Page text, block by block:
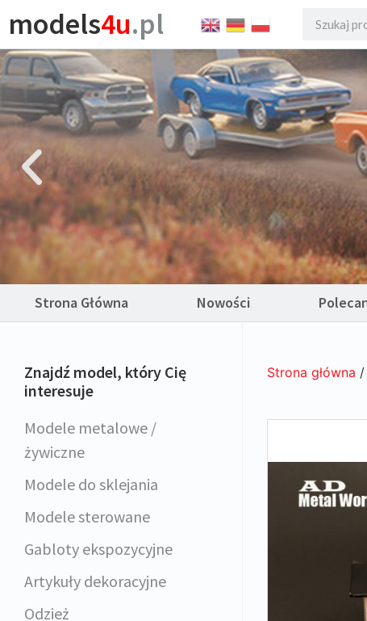
models4u.pl
Strona Główna Nowości
Znajdź model, który Cię
interesuje
Modele metalowe /
żywiczne
Modele do sklejania
Modele sterowane
Gabloty ekspozycyjne
Artykuły dekoracyjne
Odzież
Strona główna /